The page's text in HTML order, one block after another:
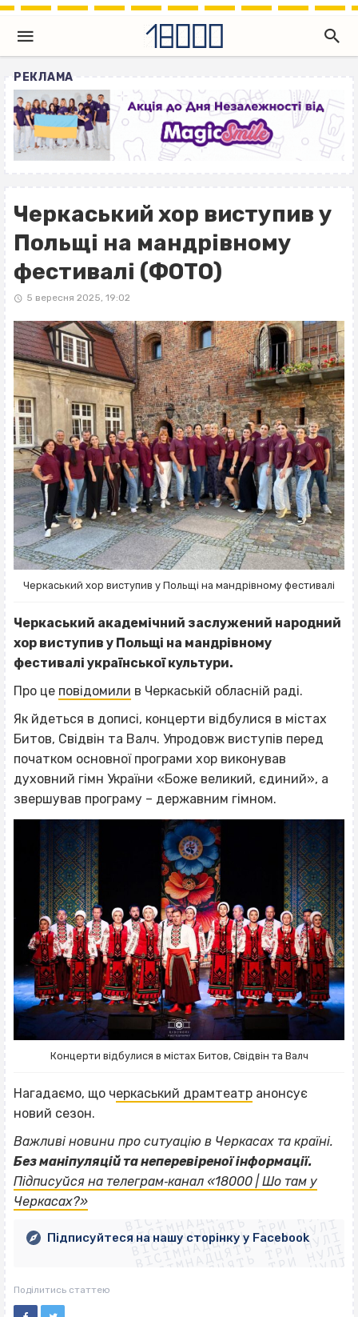
РЕКЛАМА
Черкаський хор виступив у
Польщі на мандрівному
фестивалі (ФОТО)
5 вересня 2025, 19:02
Черкаський хор виступив у Польщі на мандрівному фестивалі
Черкаський академічний заслужений народний
хор виступив у Польщі на мандрівному
фестивалі української культури.
Про це повідомили в Черкаській обласній раді.
Як йдеться в дописі, концерти відбулися в містах
Битов, Свідвін та Валч. Упродовж виступів перед
початком основної програми хор виконував
духовний гімн України «Боже великий, єдиний», а
звершував програму – державним гімном.
Концерти відбулися в містах Битов, Свідвін та Валч
Нагадаємо, що черкаський драмтеатр анонсує
новий сезон.
Важливі новини про ситуацію в Черкасах та країні.
Без маніпуляцій та неперевіреної інформації.
Підписуйся на телеграм‐канал «18000 | Шо там у
Черкасах?»
ВІСІМНАДЦЯТЬ ТРИ НУЛІ
ВІСІМНАДЦЯТЬ ТРИ НУЛІ
ВІСІМНАДЦЯТЬ ТРИ НУЛІ
ВІСІМНАДЦЯТЬ ТРИ НУЛІ
ВІСІМНАДЦЯТЬ ТРИ НУЛІ
ВІСІМНАДЦЯТЬ ТРИ НУЛІ
ВІСІМНАДЦЯТЬ ТРИ НУЛІ
ВІСІМНАДЦЯТЬ ТРИ НУЛІ
Підписуйтеся на нашу сторінку у Facebook
Поділитись статтею